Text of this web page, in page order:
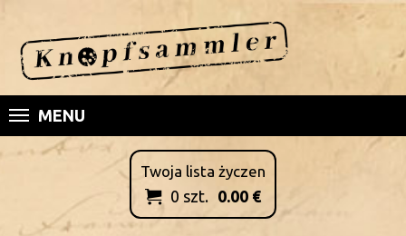
MENU
Twoja lista życzen
 0 szt. 0.00 €